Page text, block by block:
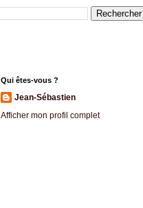
Qui êtes-vous ?
Jean-Sébastien
Afficher mon profil complet